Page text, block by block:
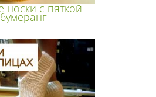
носки с пяткой
бумеранг